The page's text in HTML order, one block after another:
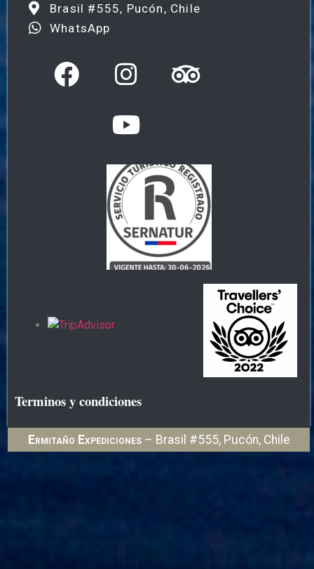
Brasil #555, Pucón, Chile
WhatsApp
Terminos y condiciones
Ermitaño Expediciones– Brasil #555, Pucón, Chile